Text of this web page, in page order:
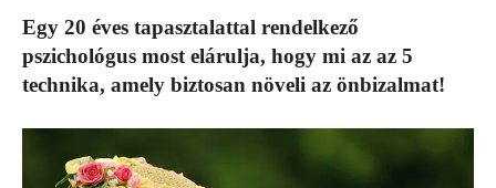
Egy 20 éves tapasztalattal rendelkező
pszichológus most elárulja, hogy mi az az 5
technika, amely biztosan növeli az önbizalmat!